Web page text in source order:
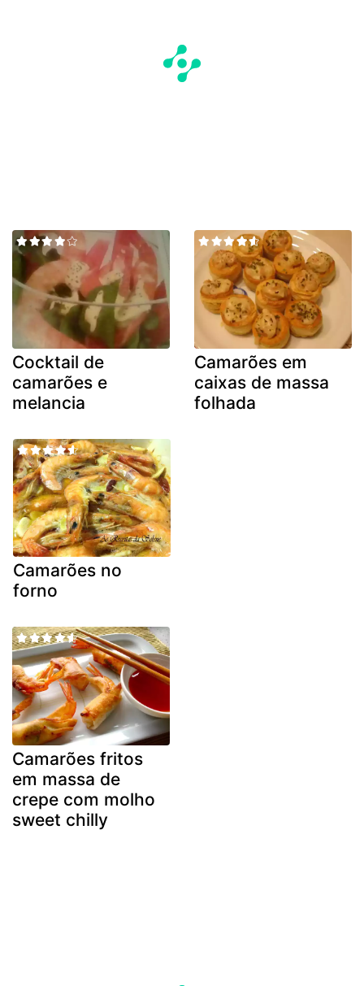
Cocktail de
camarões e
melancia
Camarões em
caixas de massa
folhada
Camarões no
forno
Camarões fritos
em massa de
crepe com molho
sweet chilly